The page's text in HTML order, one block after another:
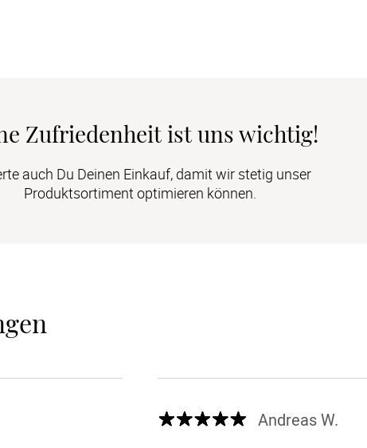
Zufriedenheit ist uns wichtig!
auch Du Deinen Einkauf, damit wir stetig unser
Produktsortiment optimieren können.
Andreas W.